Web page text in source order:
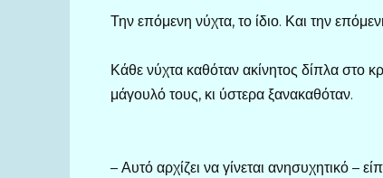
Την επόμενη νύχτα, το ίδιο. Και την
Κάθε νύχτα καθόταν ακίνητος δίπλα στο
μάγουλό τους, κι ύστερα ξανακαθόταν.
– Αυτό αρχίζει να γίνεται ανησυχητικό –